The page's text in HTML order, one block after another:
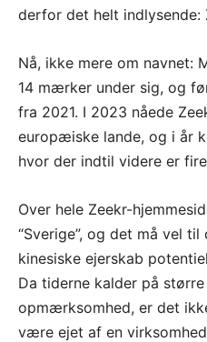
derfor det helt indlysende:
Nå, ikke mere om navnet:
14 mærker under sig, og
fra 2021. I 2023 nåede
europæiske lande, og i år
hvor der indtil videre er
Over hele Zeekr-
“Sverige”, og det må vel
kinesiske ejerskab
Da tiderne kalder på
opmærksomhed, er det
være ejet af en